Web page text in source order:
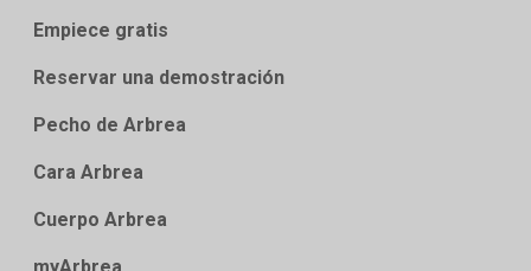
Empiece gratis
Reservar una demostración
Pecho de Arbrea
Cara Arbrea
Cuerpo Arbrea